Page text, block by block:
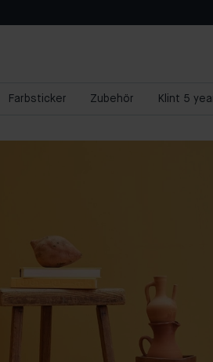
Farbsticker Zubehör Klint 5